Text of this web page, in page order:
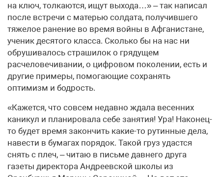
на ключ, толкаются, ищут выхода…» – так написал
после встречи с матерью солдата, получившего
тяжелое ранение во время войны в Афганистане,
ученик десятого класса. Сколько бы на нас ни
обрушивалось страшилок о грядущем
расчеловечивании, о цифровом поколении, есть и
другие примеры, помогающие сохранять
оптимизм и бодрость.
«Кажется, что совсем недавно ждала весенних
каникул и планировала себе занятия! Ура! Наконец-
то будет время закончить какие-то рутинные дела,
навести в бумагах порядок. Такой груз удастся
снять с плеч, – читаю в письме давнего друга
газеты директора Андреевской школы из